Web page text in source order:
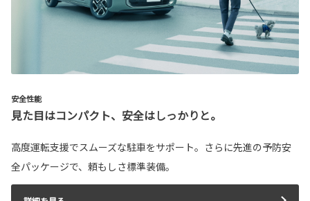
安全性能
見た目はコンパクト、安全はしっかりと。
高度運転支援でスムーズな駐車をサポート。さらに先進の予防安
全パッケージで、頼もしさ標準装備。